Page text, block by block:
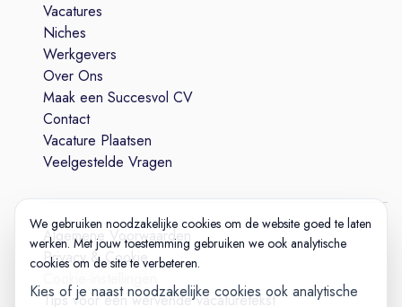
Vacatures
Niches
Werkgevers
Over Ons
Maak een Succesvol CV
Contact
Vacature Plaatsen
Veelgestelde Vragen
Algemene Voorwaarden
Privacy & Cookie
Tips voor een wervende vacaturetekst
We gebruiken noodzakelijke cookies om de website goed te laten
werken. Met jouw toestemming gebruiken we ook analytische
cookies om de site te verbeteren.
Kies of je naast noodzakelijke cookies ook analytische